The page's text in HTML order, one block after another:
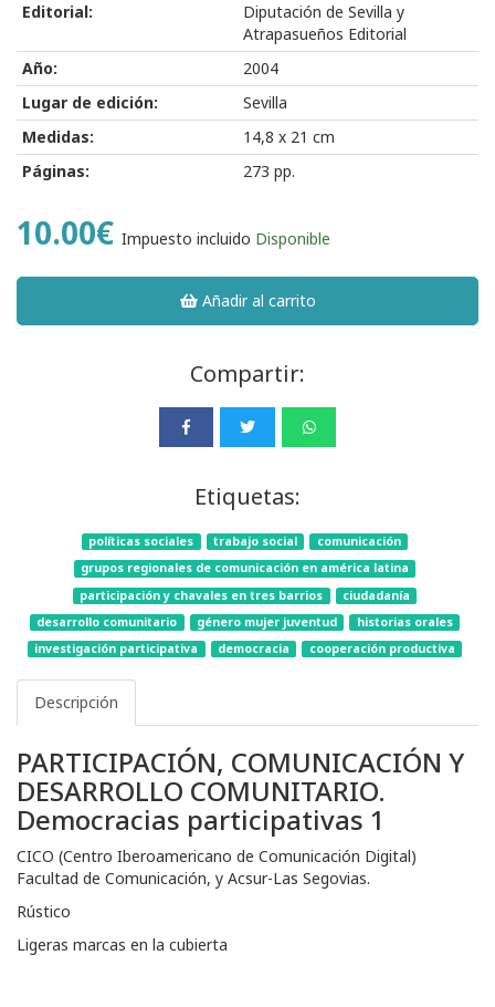
Editorial:
Diputación de Sevilla y
Atrapasueños Editorial
Año:
2004
Lugar de edición:
Sevilla
Medidas:
14,8 x 21 cm
Páginas:
273 pp.
10.00€ Impuesto incluido Disponible
Añadir al carrito
Compartir:
Etiquetas:
políticas sociales trabajo social
comunicación
grupos regionales de comunicación en américa latina
participación y chavales en tres barrios
ciudadanía
desarrollo comunitario
género mujer juventud
historias orales
investigación participativa
democracia cooperación productiva
Descripción
PARTICIPACIÓN, COMUNICACIÓN Y
DESARROLLO COMUNITARIO.
Democracias participativas 1
CICO (Centro Iberoamericano de Comunicación Digital)
Facultad de Comunicación, y Acsur-Las Segovias.
Rústico
Ligeras marcas en la cubierta